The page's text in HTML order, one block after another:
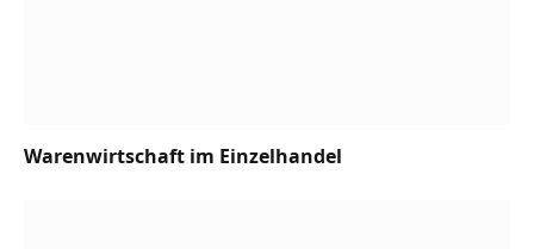
Warenwirtschaft im Einzelhandel